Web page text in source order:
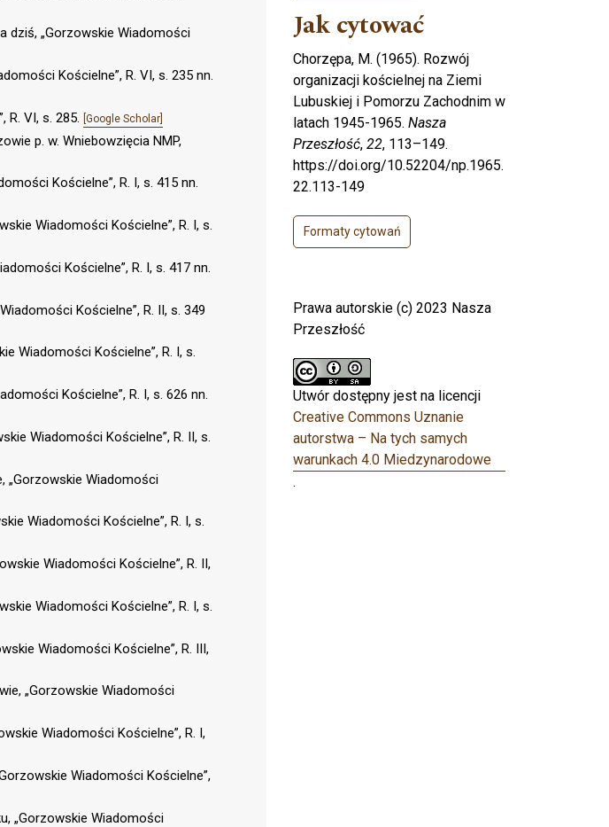
dziś, „Gorzowskie Wiadomości
Kościelne”, R. VI, s. 235 nn.
R. VI, s. 285. [Google Scholar]
p. w. Wniebowzięcia NMP,
Kościelne”, R. I, s. 415 nn.
Wiadomości Kościelne”, R. I, s.
Kościelne”, R. I, s. 417 nn.
Kościelne”, R. II, s. 349
Wiadomości Kościelne”, R. I, s.
Kościelne”, R. I, s. 626 nn.
Wiadomości Kościelne”, R. II, s.
„Gorzowskie Wiadomości
Wiadomości Kościelne”, R. I, s.
Wiadomości Kościelne”, R. II,
Wiadomości Kościelne”, R. I, s.
Wiadomości Kościelne”, R. III,
„Gorzowskie Wiadomości
Wiadomości Kościelne”, R. I,
Wiadomości Kościelne”,
„Gorzowskie Wiadomości
Jak cytować
Chorzępa, M. (1965). Rozwój
organizacji kościelnej na Ziemi
Lubuskiej i Pomorzu Zachodnim w
latach 1945-1965. Nasza
Przeszłość, 22, 113–149.
https://doi.org/10.52204/np.1965.
22.113-149
Formaty cytowań
Prawa autorskie (c) 2023 Nasza
Przeszłość
Utwór dostępny jest na licencji
Creative Commons Uznanie
autorstwa – Na tych samych
warunkach 4.0 Miedzynarodowe
.